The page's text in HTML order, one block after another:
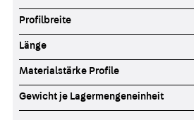
Profilbreite
Länge
Materialstärke Profile
Gewicht je Lagermengeneinheit